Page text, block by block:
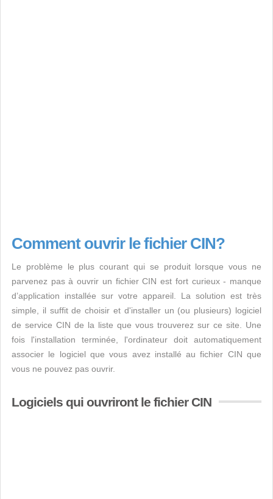
Comment ouvrir le fichier CIN?
Le problème le plus courant qui se produit lorsque vous ne
parvenez pas à ouvrir un fichier CIN est fort curieux - manque
d’application installée sur votre appareil. La solution est très
simple, il suffit de choisir et d'installer un (ou plusieurs) logiciel
de service CIN de la liste que vous trouverez sur ce site. Une
fois l'installation terminée, l'ordinateur doit automatiquement
associer le logiciel que vous avez installé au fichier CIN que
vous ne pouvez pas ouvrir.
Logiciels qui ouvriront le fichier CIN